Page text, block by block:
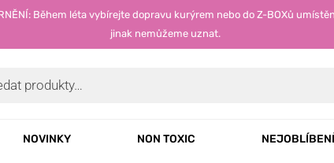
Během léta vybírejte dopravu kurýrem nebo do Z-BOXů
jinak nemůžeme uznat.
NOVINKY NON TOXIC